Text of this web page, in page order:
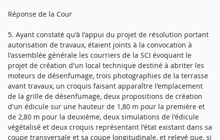
Réponse de la Cour
5. Ayant constaté qu'à l'appui du projet de résolution portant
autorisation de travaux, étaient joints à la convocation à
l'assemblée générale les courriers de la SCI évoquant le
projet de création d'un local technique destiné à abriter les
moteurs de désenfumage, trois photographies de la terrasse
avant travaux, un croquis faisant apparaître l'emplacement
de la grille de désenfumage, deux propositions de création
d'un édicule sur une hauteur de 1,80 m pour la première et
de 2,80 m pour la deuxième, deux simulations de l'édicule
végétalisé et deux croquis représentant l'état existant dans sa
coupe transversale et sa coupe longitudinale, et relevé que, si